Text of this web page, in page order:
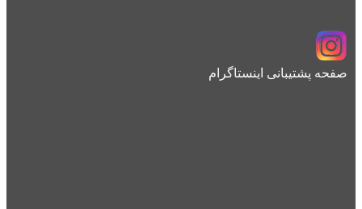
صفحه پشتیبانی اینستاگرام